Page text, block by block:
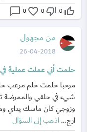
thumb_up_off_alt
0
thumb_down_off_alt
0
favorite_border
0
chat_bubble_outline
من مجهول
26-04-2018
حلمت أني عملت عملية
مرحبا حلمت حلم مرعب
شيء في حلقي والممرضة
وزوجي كان ماسك يداي
ارج...اذهب إلى السؤال